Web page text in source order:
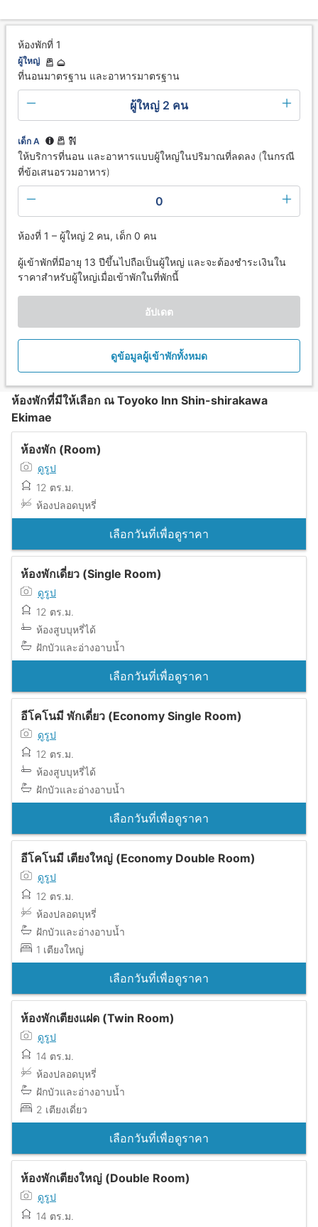
ห้องพักที่ 1
ผู้ใหญ่
ที่นอนมาตรฐาน และอาหารมาตรฐาน
ผู้ใหญ่ 2 คน
เด็ก A
ให้บริการที่นอน และอาหารแบบผู้ใหญ่ในปริมาณที่ลดลง (ในกรณี
ที่ข้อเสนอรวมอาหาร)
0
ห้องที่ 1 – ผู้ใหญ่ 2 คน, เด็ก 0 คน
ผู้เข้าพักที่มีอายุ 13 ปีขึ้นไปถือเป็นผู้ใหญ่ และจะต้องชำระเงินใน
ราคาสำหรับผู้ใหญ่เมื่อเข้าพักในที่พักนี้
อัปเดต
ดูข้อมูลผู้เข้าพักทั้งหมด
ห้องพักที่มีให้เลือก ณ Toyoko Inn Shin-shirakawa
Ekimae
ห้องพัก (Room)
ดูรูป
12 ตร.ม.
ห้องปลอดบุหรี่
เลือกวันที่เพื่อดูราคา
ห้องพักเดี่ยว (Single Room)
ดูรูป
12 ตร.ม.
ห้องสูบบุหรี่ได้
ฝักบัวและอ่างอาบน้ำ
เลือกวันที่เพื่อดูราคา
อีโคโนมี พักเดี่ยว (Economy Single Room)
ดูรูป
12 ตร.ม.
ห้องสูบบุหรี่ได้
ฝักบัวและอ่างอาบน้ำ
เลือกวันที่เพื่อดูราคา
อีโคโนมี เตียงใหญ่ (Economy Double Room)
ดูรูป
12 ตร.ม.
ห้องปลอดบุหรี่
ฝักบัวและอ่างอาบน้ำ
1 เตียงใหญ่
เลือกวันที่เพื่อดูราคา
ห้องพักเตียงแฝด (Twin Room)
ดูรูป
14 ตร.ม.
ห้องปลอดบุหรี่
ฝักบัวและอ่างอาบน้ำ
2 เตียงเดี่ยว
เลือกวันที่เพื่อดูราคา
ห้องพักเตียงใหญ่ (Double Room)
ดูรูป
14 ตร.ม.